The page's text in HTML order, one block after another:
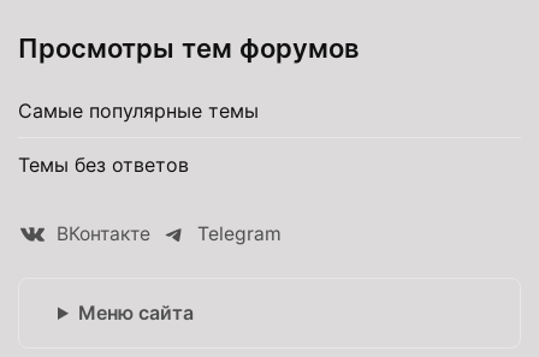
Просмотры тем форумов
Самые популярные темы
Темы без ответов
ВКонтакте Telegram
Меню сайта